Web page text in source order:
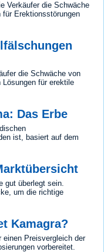
Verkäufer die Schwäche
Erektionsstörungen
die Schwäche von
Lösungen für erektile
Das Erbe
ist, basiert auf dem
gut überlegt sein.
um die richtige
Kamagra?
einen Preisvergleich der
vorbereitet.